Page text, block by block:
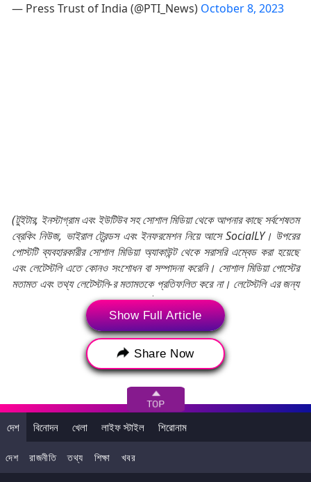
— Press Trust of India (@PTI_News) October 8, 2023
(টুইটার, ইনস্টাগ্রাম এবং ইউটিউব সহ সোশাল মিডিয়া থেকে আপনার কাছে সর্বশেষতম
ব্রেকিং নিউজ, ভাইরাল ট্রেন্ডস এবং ইনফরমেশন নিয়ে আসে SocialLY। উপরের
পোস্টটি ব্যবহারকারীর সোশাল মিডিয়া অ্যাকাউন্ট থেকে সরাসরি এম্বেড করা হয়েছে
এবং লেটেস্টলি এতে কোনও সংশোধন বা সম্পাদনা করেনি। সোশাল মিডিয়া পোস্টের
মতামত এবং তথ্য লেটেস্টলি-র মতামতকে প্রতিফলিত করে না। লেটেস্টলি এর জন্য
কোনও দায়বদ্ধতা বা দায় গ্রহণ করে না।)
Flash Flood sikkim
Sikkim Flash Flood Sikkim Flood
Tista Flood
Show Full Article
Share Now
দেশ বিনোদন খেলা লাইফ স্টাইল শিরোনাম
দেশ রাজনীতি তথ্য শিক্ষা খবর